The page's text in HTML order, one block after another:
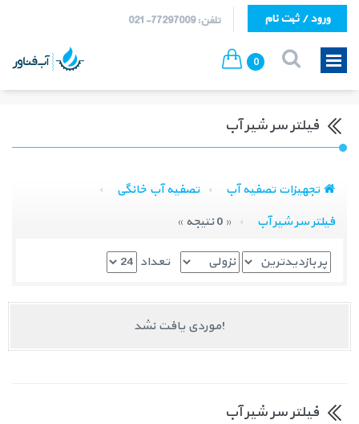
تلفن: 77297009-021 ورود / ثبت نام
0
فیلتر سر شیر آب
تجهیزات تصفیه آب
تصفیه آب خانگی
فیلتر سر شیر آب
« 0 نتیجه »
تعداد
موردی یافت نشد!
فیلتر سر شیر آب